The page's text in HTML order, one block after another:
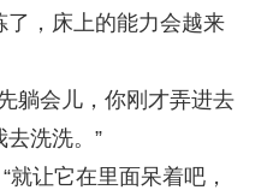
，床上的能力会越来
躺会儿，你刚才弄进去
洗洗。”
让它在里面呆着吧，